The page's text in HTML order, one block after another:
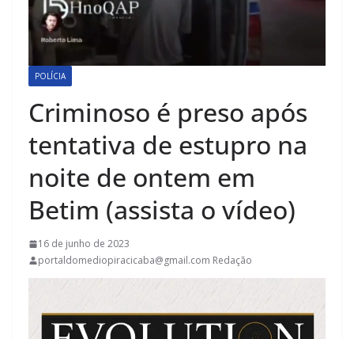
POLÍCIA
Criminoso é preso após
tentativa de estupro na
noite de ontem em
Betim (assista o vídeo)
16 de junho de 2023
portaldomediopiracicaba@gmail.com Redação